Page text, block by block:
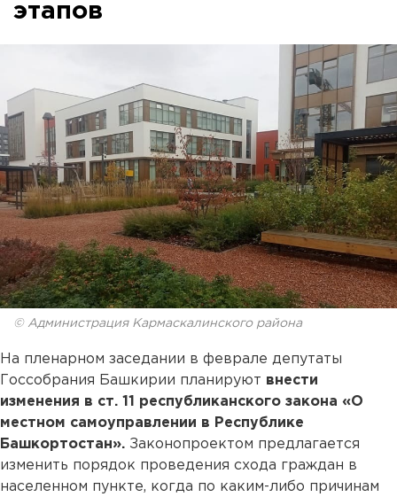
этапов
© Администрация Кармаскалинского района
На пленарном заседании в феврале депутаты
Госсобрания Башкирии планируют внести
изменения в ст. 11 республиканского закона «О
местном самоуправлении в Республике
Башкортостан». Законопроектом предлагается
изменить порядок проведения схода граждан в
населенном пункте, когда по каким-либо причинам